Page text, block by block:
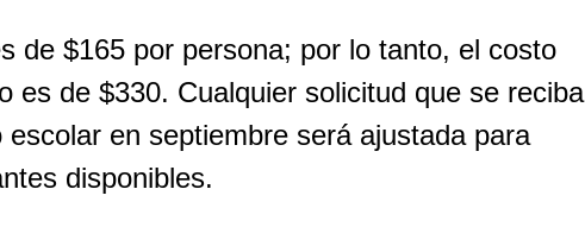
de $165 por persona; por lo tanto, el costo
es de $330. Cualquier solicitud que se reciba
en septiembre será ajustada para
disponibles.